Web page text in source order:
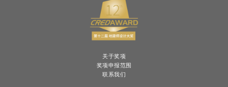
关于奖项
奖项申报范围
联系我们